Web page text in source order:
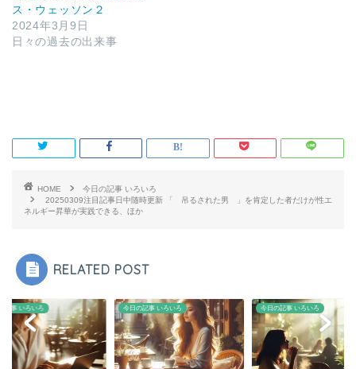
ス・ウェッソン２
2024年3月9日
日々の過去の出来事
HOME
今日の記事 いろいろ
20250309注目記事日中随時更新 「 吊るされた男 」を肯定した者だけが性エ
ネルギー昇華が実践できる、ほか
RELATED POST
記事 いろいろ 今日の記事 いろいろ 今日の記事 いろいろ